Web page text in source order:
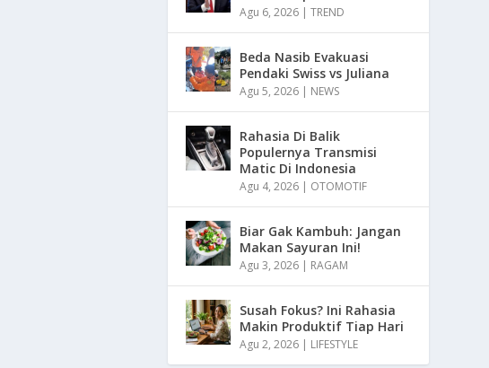
Agu 6, 2026 |TREND
Beda Nasib Evakuasi
Pendaki Swiss vs Juliana
Agu 5, 2026 | NEWS
Rahasia Di Balik
Populernya Transmisi
Matic Di Indonesia
Agu 4, 2026 | OTOMOTIF
Biar Gak Kambuh: Jangan
Makan Sayuran Ini!
Agu 3, 2026 | RAGAM
Susah Fokus? Ini Rahasia
Makin Produktif Tiap Hari
Agu 2, 2026 | LIFESTYLE